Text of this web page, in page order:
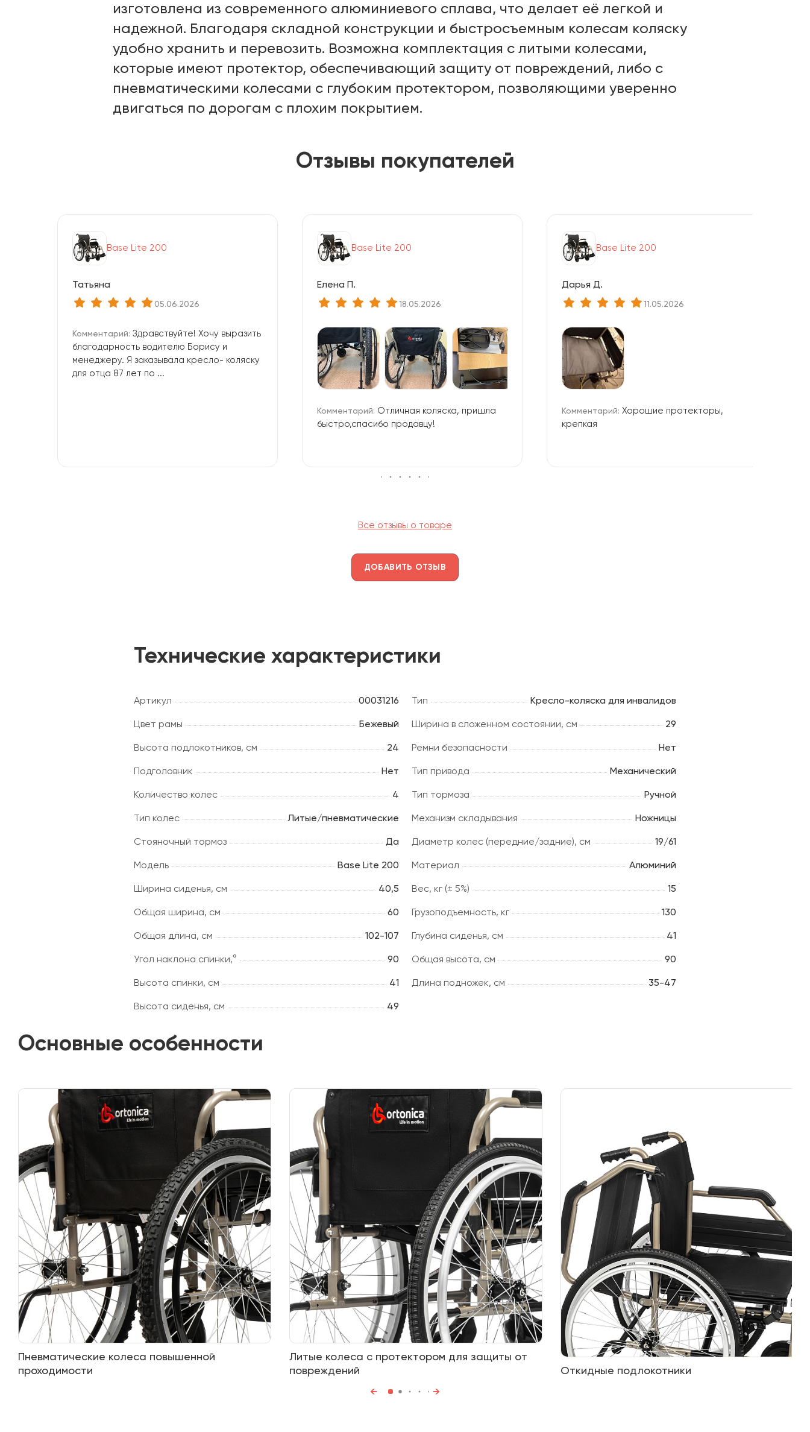
изготовлена из современного алюминиевого сплава, что делает её легкой и
надежной. Благодаря складной конструкции и быстросъемным колесам коляску
удобно хранить и перевозить. Возможна комплектация с литыми колесами,
которые имеют протектор, обеспечивающий защиту от повреждений, либо с
пневматическими колесами с глубоким протектором, позволяющими уверенно
двигаться по дорогам с плохим покрытием.
Отзывы покупателей
Base Lite 200
Татьяна
05.06.2026
Комментарий: Здравствуйте! Хочу выразить
благодарность водителю Борису и
менеджеру. Я заказывала кресло- коляску
для отца 87 лет по ...
Base Lite 200
Елена П.
18.05.2026
Комментарий: Отличная коляска, пришла
быстро,спасибо продавцу!
Base Lite 200
Дарья Д.
11.05.2026
Комментарий: Хорошие протекторы,
крепкая
Все отзывы о товаре
ДОБАВИТЬ ОТЗЫВ
Технические характеристики
Артикул 00031216 Тип Кресло-коляска для инвалидов
Цвет рамы Бежевый Ширина в сложенном состоянии, см 29
Высота подлокотников, см 24 Ремни безопасности Нет
Подголовник Нет Тип привода Механический
Количество колес 4 Тип тормоза Ручной
Тип колес Литые/пневматические Механизм складывания Ножницы
Стояночный тормоз Да Диаметр колес (передние/задние), см 19/61
Модель Base Lite 200 Материал Алюминий
Ширина сиденья, см 40,5 Вес, кг (± 5%) 15
Общая ширина, см 60 Грузоподъемность, кг 130
Общая длина, см 102-107 Глубина сиденья, cм 41
Угол наклона спинки,° 90 Общая высота, см 90
Высота спинки, см 41 Длина подножек, см 35-47
Высота сиденья, см 49
Основные особенности
Пневматические колеса повышенной
проходимости
Литые колеса с протектором для защиты от
повреждений
Откидные подлокотники